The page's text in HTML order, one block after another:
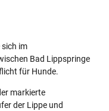
sich im
Bad Lippspringe
für Hunde.
markierte
der Lippe und